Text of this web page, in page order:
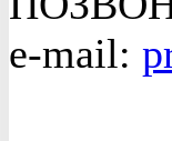
e-mail: